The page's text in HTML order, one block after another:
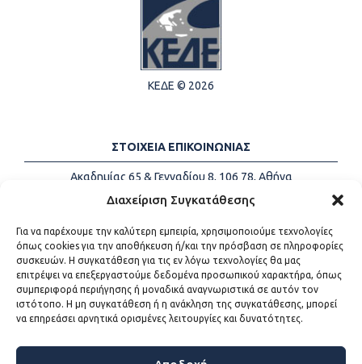
Διαχείριση Συγκατάθεσης
Για να παρέχουμε την καλύτερη εμπειρία, χρησιμοποιούμε τεχνολογίες
όπως cookies για την αποθήκευση ή/και την πρόσβαση σε πληροφορίες
συσκευών. Η συγκατάθεση για τις εν λόγω τεχνολογίες θα μας
επιτρέψει να επεξεργαστούμε δεδομένα προσωπικού χαρακτήρα, όπως
συμπεριφορά περιήγησης ή μοναδικά αναγνωριστικά σε αυτόν τον
ιστότοπο. Η μη συγκατάθεση ή η ανάκληση της συγκατάθεσης, μπορεί
να επηρεάσει αρνητικά ορισμένες λειτουργίες και δυνατότητες.
ΚΕΔΕ © 2026
ΣΤΟΙΧΕΙΑ ΕΠΙΚΟΙΝΩΝΙΑΣ
Ακαδημίας 65 & Γενναδίου 8, 106 78, Αθήνα
Τηλέφωνα:
+30 213-2147500
Email:
info@kede.gr
ΧΡΗΣΙΜΟΙ ΣΥΝΔΕΣΜΟΙ
Η ΚΕΔΕ
Sitemap